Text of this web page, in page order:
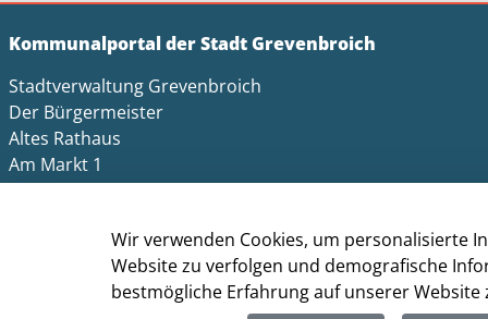
Kommunalportal der Stadt Grevenbroich
Stadtverwaltung Grevenbroich
Der Bürgermeister
Altes Rathaus
Am Markt 1
41515 Grevenbroich
Telefon: +49 (0) 2181 / 608 - 0
Telefax: +49 (0) 2181/ 608 - 202
info@grevenbroich.de
Wir verwenden Cookies, um personalisierte
Website zu verfolgen und demografische
bestmögliche Erfahrung auf unserer